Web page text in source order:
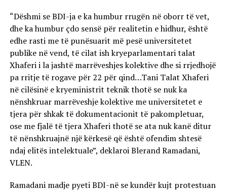
“Dëshmi se BDI-ja e ka humbur rrugën në oborr të vet,
dhe ka humbur çdo sensë për realitetin e hidhur, është
edhe rasti me të punësuarit më pesë universitetet
publike në vend, të cilat ish kryeparlamentari talat
Xhaferi i la jashtë marrëveshjes kolektive dhe si rrjedhojë
pa rritje të rogave për 22 për qind…Tani Talat Xhaferi
në cilësinë e kryeministrit teknik thotë se nuk ka
nënshkruar marrëveshje kolektive me universitetet e
tjera për shkak të dokumentacionit të pakompletuar,
ose me fjalë të tjera Xhaferi thotë se ata nuk kanë ditur
të nënshkruajnë një kërkesë që është ofendim shtesë
ndaj elitës intelektuale”, deklaroi Blerand Ramadani,
VLEN.
Ramadani madje pyeti BDI-në se kundër kujt protestuan